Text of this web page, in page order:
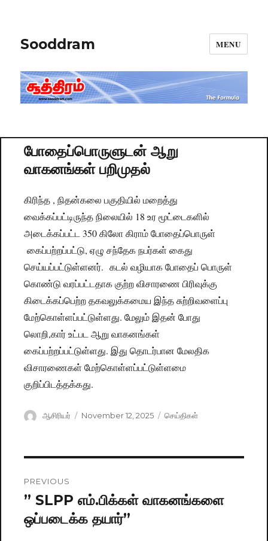
Sooddram MENU
போதைப்பொருளுடன் ஆறு
வாகனங்கள் பறிமுதல்
கிரிந்த , நிதன்கலை பகுதியில் ​மறைத்து
வைக்கப்பட்டிருந்த நிலையில் 18 உர மூட்டைகளில்
அடைக்கப்பட்ட 350 கிலோ கிராம் போதைப்பொருள்
கைப்பற்றப்பட்டு, ஏழு சந்தேக நபர்கள் கைது
செய்யப்பட்டுள்ளனர். கடல் வழியாக போதைப் பொருள்
கொண்டு வரப்பட்டதாக குற்ற விசாரணை பிரிவுக்கு
கிடைக்கப்பெற்ற தகவலுக்கமைய இந்த சுற்றிவளைப்பு
மேற்கொள்ளப்பட்டுள்ளது. மேலும் இதன் போது
லொறி,கார் உட்பட ஆறு வாகனங்கள்
கைப்பற்றப்பட்டுள்ளது. இது தொடர்பான மேலதிக
விசாரணைகள் மேற்கொள்ளப்பட்டுள்ளமை
குறிப்பிடத்தக்கது.
Author
ஆசிரியர்
Posted
November 12, 2025 Categories
செய்திகள்
navigation
PREVIOUS
Previous
post:
” SLPP எம்.பிக்கள் வாகனங்களை
ஒப்படைக்க தயார்”